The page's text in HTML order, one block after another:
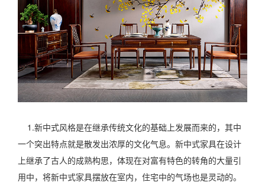
1.新中式风格是在继承传统文化的基础上发展而来的，其中
一个突出特点就是散发出浓厚的文化气息。新中式家具在设计
上继承了古人的成熟构思，体现在对富有特色的转角的大量引
用中，将新中式家具摆放在室内，住宅中的气场也是灵动的。